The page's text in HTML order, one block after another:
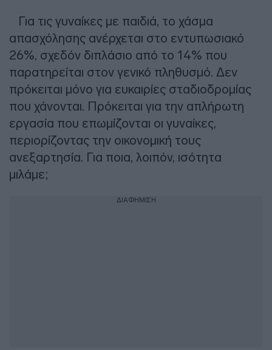
Για τις γυναίκες με παιδιά, το χάσμα
απασχόλησης ανέρχεται στο εντυπωσιακό
26%, σχεδόν διπλάσιο από το 14% που
παρατηρείται στον γενικό πληθυσμό. Δεν
πρόκειται μόνο για ευκαιρίες σταδιοδρομίας
που χάνονται. Πρόκειται για την απλήρωτη
εργασία που επωμίζονται οι γυναίκες,
περιορίζοντας την οικονομική τους
ανεξαρτησία. Για ποια, λοιπόν, ισότητα
μιλάμε;
ΔΙΑΦΗΜΙΣΗ